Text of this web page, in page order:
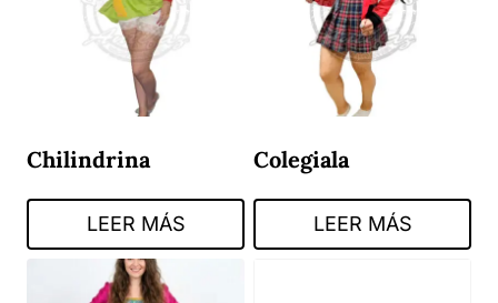
Chilindrina
LEER MÁS
Colegiala
LEER MÁS